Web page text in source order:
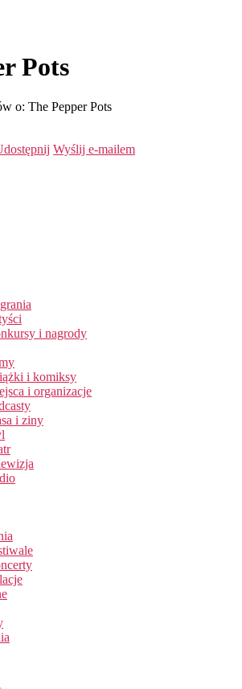
Pots
o: The Pepper Pots
Wyślij e-mailem
i nagrody
i komiksy
i organizacje
i ziny